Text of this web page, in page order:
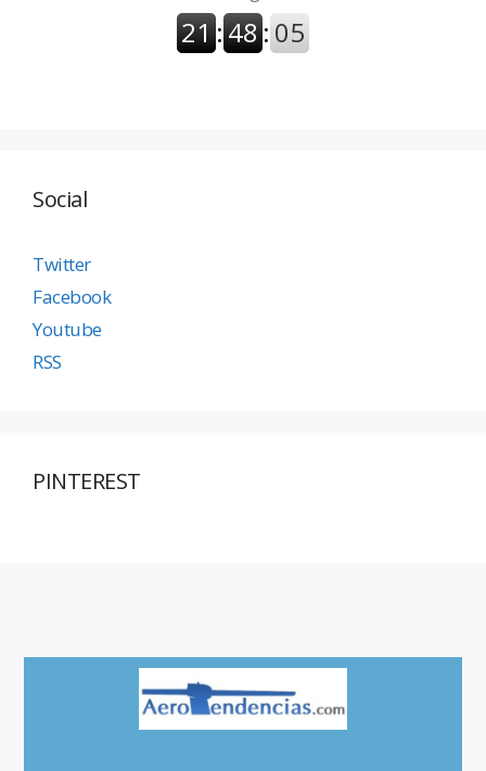
Social
Twitter
Facebook
Youtube
RSS
PINTEREST